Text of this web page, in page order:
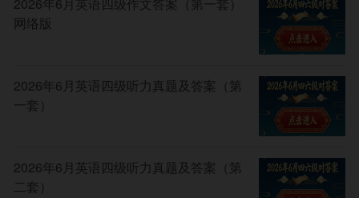
网上报名时采集的照顾对象包括：烈士子女;在服役
期间荣立二等功以上或被大军区以上单位授予荣誉称号
的退役军人;归侨、华侨子女、归侨子女;台湾省籍考生;
察;5A级青年志愿者。
从边疆、山区、牧区、少数民族聚居地区在高级中
等教育阶段转学到本市就读的少数民族考生须在高考报
名现场确认时填写申请表并提交相关证明材料。
其他照顾类型由相关部门提供名单，不在高考报名
网络版
2026年6月英语四级听力真题及答案（第
一套）
2026年6月英语四级听力真题及答案（第
二套）